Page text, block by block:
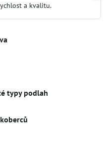
a kvalitu.
typy podlah